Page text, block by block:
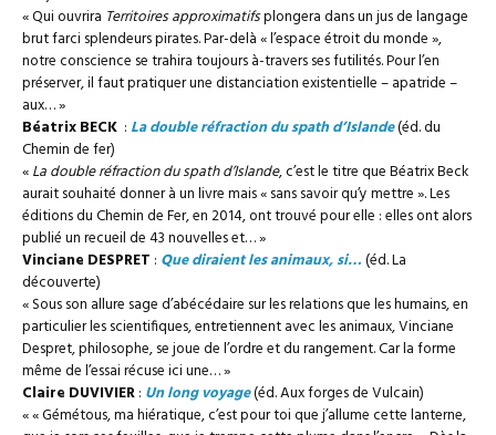
« Qui ouvrira Territoires approximatifsplongera dans un jus de langage
brut farci splendeurs pirates. Par-delà « l’espace étroit du monde »,
notre conscience se trahira toujours à-travers ses futilités. Pour l’en
préserver, il faut pratiquer une distanciation existentielle – apatride –
aux… »
Béatrix BECK : La double réfraction du spath d’Islande(éd. du
Chemin de fer)
«La double réfraction du spath d’Islande, c’est le titre que Béatrix Beck
aurait souhaité donner à un livre mais « sans savoir qu’y mettre ». Les
éditions du Chemin de Fer, en 2014, ont trouvé pour elle : elles ont alors
publié un recueil de 43 nouvelles et… »
Vinciane DESPRET : Que diraient les animaux, si…(éd. La
découverte)
« Sous son allure sage d’abécédaire sur les relations que les humains, en
particulier les scientifiques, entretiennent avec les animaux, Vinciane
Despret, philosophe, se joue de l’ordre et du rangement. Car la forme
même de l’essai récuse ici une… »
Claire DUVIVIER: Un long voyage(éd. Aux forges de Vulcain)
« « Gémétous, ma hiératique, c’est pour toi que j’allume cette lanterne,